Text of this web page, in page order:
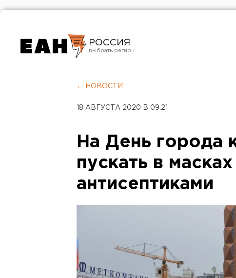
РОССИЯ
Челябинск
← НОВОСТИ
18 АВГУСТА 2020 В 09:21
На День города
пускать в
антисептиками